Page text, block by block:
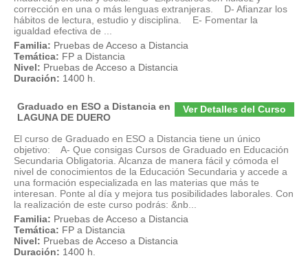
corrección en una o más lenguas extranjeras. D- Afianzar los
hábitos de lectura, estudio y disciplina. E- Fomentar la
igualdad efectiva de ...
Familia: Pruebas de Acceso a Distancia
Temática: FP a Distancia
Nivel: Pruebas de Acceso a Distancia
Duración: 1400 h.
Ver Detalles del Curso
Graduado en ESO a Distancia en
LAGUNA DE DUERO
El curso de Graduado en ESO a Distancia tiene un único
objetivo: A- Que consigas Cursos de Graduado en Educación
Secundaria Obligatoria. Alcanza de manera fácil y cómoda el
nivel de conocimientos de la Educación Secundaria y accede a
una formación especializada en las materias que más te
interesan. Ponte al día y mejora tus posibilidades laborales. Con
la realización de este curso podrás: &nb...
Familia: Pruebas de Acceso a Distancia
Temática: FP a Distancia
Nivel: Pruebas de Acceso a Distancia
Duración: 1400 h.